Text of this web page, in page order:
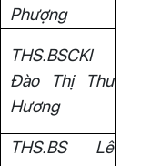
Phượng
THS.BSCKI
Đào Thị Thu
Hương
THS.BS Lê